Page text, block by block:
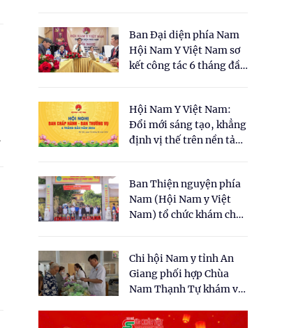
cho Luật Y dược cổ
truyền Việt Nam"
Ban Đại diện phía Nam
Hội Nam Y Việt Nam sơ
kết công tác 6 tháng đầu
Hội Nam Y Việt Nam:
Đổi mới sáng tạo, khẳng
định vị thế trên nền tảng
Ban Thiện nguyện phía
Nam (Hội Nam y Việt
Nam) tổ chức khám chữa
dân tại xã Tân Tập
Chi hội Nam y tỉnh An
Giang phối hợp Chùa
Nam Thạnh Tự khám và
nhân dân